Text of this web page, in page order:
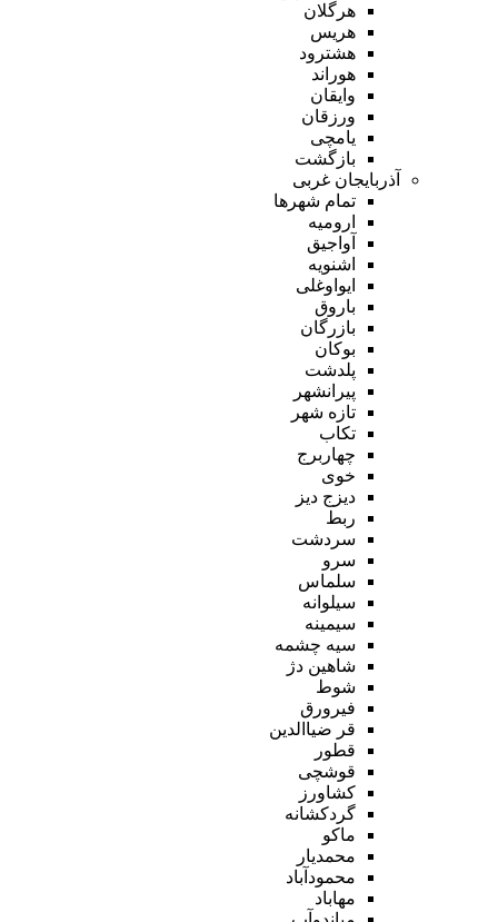
هرگلان
هریس
هشترود
هوراند
وایقان
ورزقان
یامچی
بازگشت
آذربایجان غربی
تمام شهر‌ها
ارومیه
آواجیق
اشنویه
ایواوغلی
باروق
بازرگان
بوکان
پلدشت
پیرانشهر
تازه شهر
تکاب
چهاربرج
خوی
دیزج دیز
ربط
سردشت
سرو
سلماس
سیلوانه
سیمینه
سیه چشمه
شاهین دژ
شوط
فیرورق
قر ضیاالدین
قطور
قوشچی
کشاورز
گردکشانه
ماکو
محمدیار
محمودآباد
مهاباد